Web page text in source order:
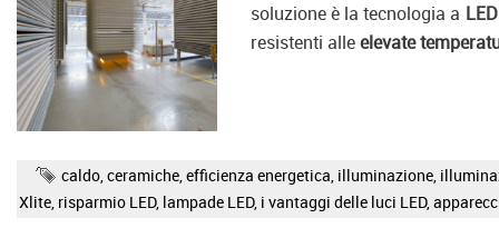
soluzione è la tecnologia a LED
resistenti alleelevate
caldo,ceramiche,efficienza energetica, illuminazione,
Xlite, risparmio LED, lampade LED, i vantaggi delle luci LED,